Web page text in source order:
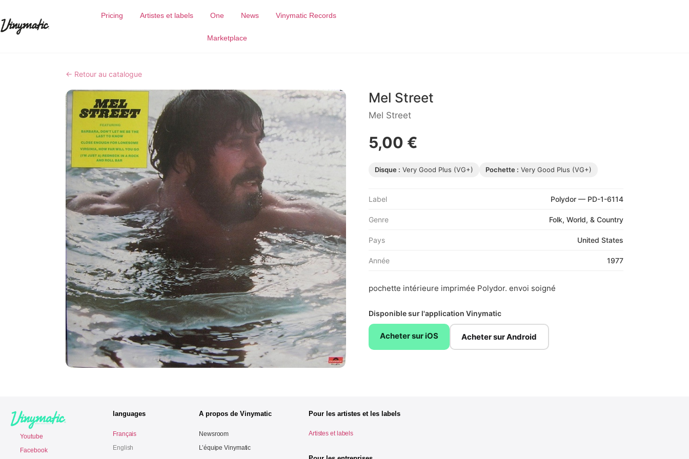
Pricing Artistes et labels One News Vinymatic Records
Marketplace
← Retour au catalogue
Mel Street
Mel Street
5,00 €
Disque : Very Good Plus (VG+) Pochette : Very Good Plus (VG+)
Label Polydor — PD-1-6114
Genre Folk, World, & Country
Pays United States
Année 1977
pochette intérieure imprimée Polydor. envoi soigné
Disponible sur l'application Vinymatic
Acheter sur iOS Acheter sur Android
Youtube
Facebook
languages
Français
English
A propos de Vinymatic
Newsroom
L’équipe Vinymatic
Pour les artistes et les labels
Artistes et labels